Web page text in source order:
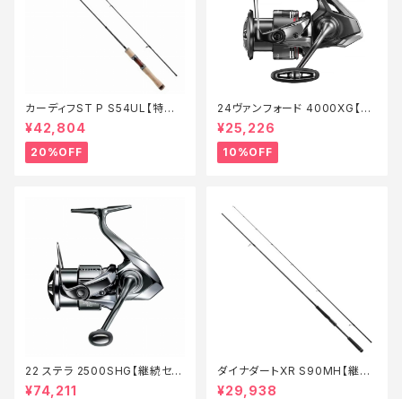
カーディフST P S54UL【特価
ロッド】【20】
¥42,804
20%OFF
24ヴァンフォード 4000XG【継
続セール_リール】【10】
¥25,226
10%OFF
22 ステラ 2500SHG【継続セー
ル_リール】【10】
¥74,211
ダイナダートXR S90MH【継続
セール_ロッド】【10】
¥29,938